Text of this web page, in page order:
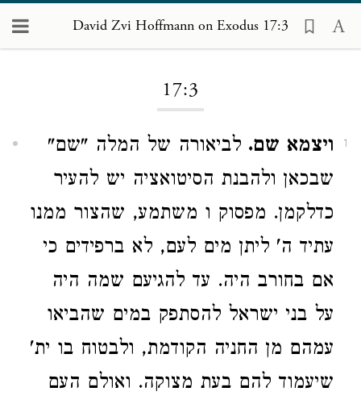
David Zvi Hoffmann on Exodus 17:3
17:3
1 ויצמא שם. לביאורה של המלה "שם"
שבכאן ולהבנת הסיטואציה יש להעיר
כדלקמן. מפסוק ו משתמע, שהצור ממנו
עתיד ה' ליתן מים לעם, לא ברפידים כי
אם בחורב היה. עד להגיעם שמה היה
על בני ישראל להסתפק במים שהביאו
עמהם מן החניה הקודמת, ולבטוח בו ית'
שיעמוד להם בעת מצוקה. ואולם העם